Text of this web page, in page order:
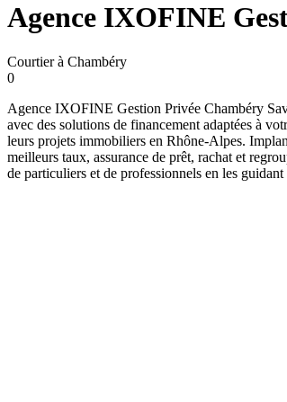
Agence IXOFINE
Courtier à Chambéry
0
Agence IXOFINE Gestion Privée Chambéry
avec des solutions de financement adaptées à
leurs projets immobiliers en Rhône-Alpes.
meilleurs taux, assurance de prêt, rachat et
de particuliers et de professionnels en les